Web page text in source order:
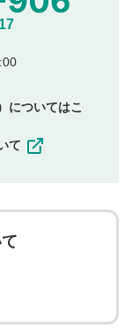
広告・宣伝を目
他の知的財産
稿
削除はできま
用者は、コメント
同意します。利
の広告・宣伝、
についてはこ
て